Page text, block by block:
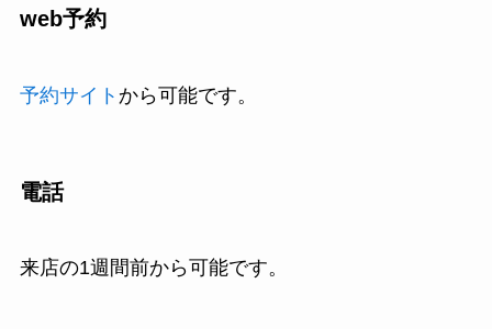
web予約
予約サイト から可能です。
電話
来店の1週間前から可能です。